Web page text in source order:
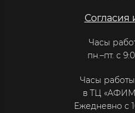
Согласия
Часы
пн.–пт. с
Часы
в ТЦ
Ежедневно с